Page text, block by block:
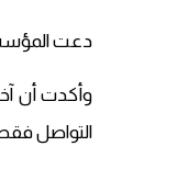
دعت
التواصل